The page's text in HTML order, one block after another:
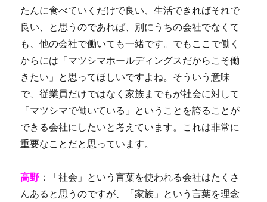
たんに食べていくだけで良い、生活できればそれで
良い、と思うのであれば、別にうちの会社でなくて
も、他の会社で働いても一緒です。でもここで働く
からには「マツシマホールディングスだからこそ働
きたい」と思ってほしいですよね。そういう意味
で、従業員だけではなく家族までもが社会に対して
「マツシマで働いている」ということを誇ることが
できる会社にしたいと考えています。これは非常に
重要なことだと思っています。
高野 ：「社会」という言葉を使われる会社はたくさ
んあると思うのですが、「家族」という言葉を理念